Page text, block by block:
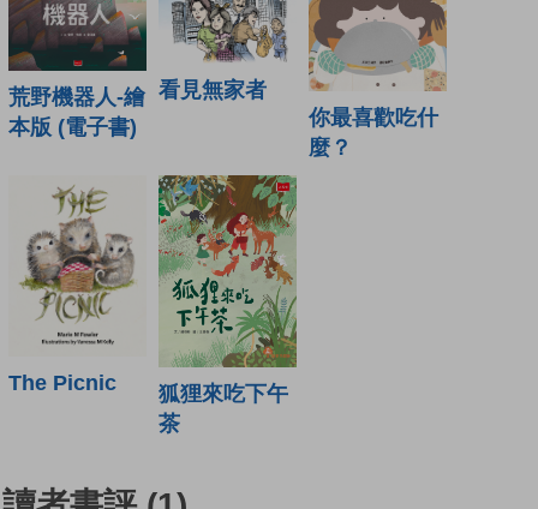
荒野機器人-繪
本版 (電子書)
看見無家者
你最喜歡吃什
麼？
The Picnic
狐狸來吃下午
茶